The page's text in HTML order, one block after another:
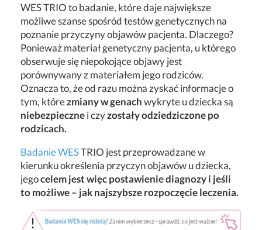
WES TRIO to badanie, które daje największe
możliwe szanse spośród testów genetycznych na
poznanie przyczyny objawów pacjenta. Dlaczego?
Ponieważ materiał genetyczny pacjenta, u którego
obserwuje się niepokojące objawy jest
porównywany z materiałem jego rodziców.
Oznacza to, że od razu można zyskać informacje o
tym, którezmiany w genachwykryte u dziecka są
niebezpiecznei czyzostały odziedziczone po
rodzicach.
Badanie WESTRIO jest przeprowadzane w
kierunku określenia przyczyn objawów u dziecka,
jegocelem jest więc postawienie diagnozy i jeśli
to możliwe – jak najszybsze rozpoczęcie leczenia.